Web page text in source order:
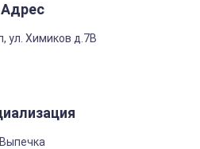
Адрес
ул. Химиков д.7В
Выпечка